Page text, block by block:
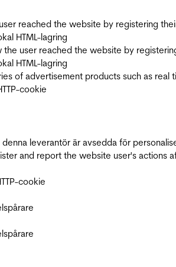
reached the website by registering
HTML-lagring
the user reached the website by
HTML-lagring
of advertisement products such as
cookie
leverantör är avsedda för
and report the website user's
cookie